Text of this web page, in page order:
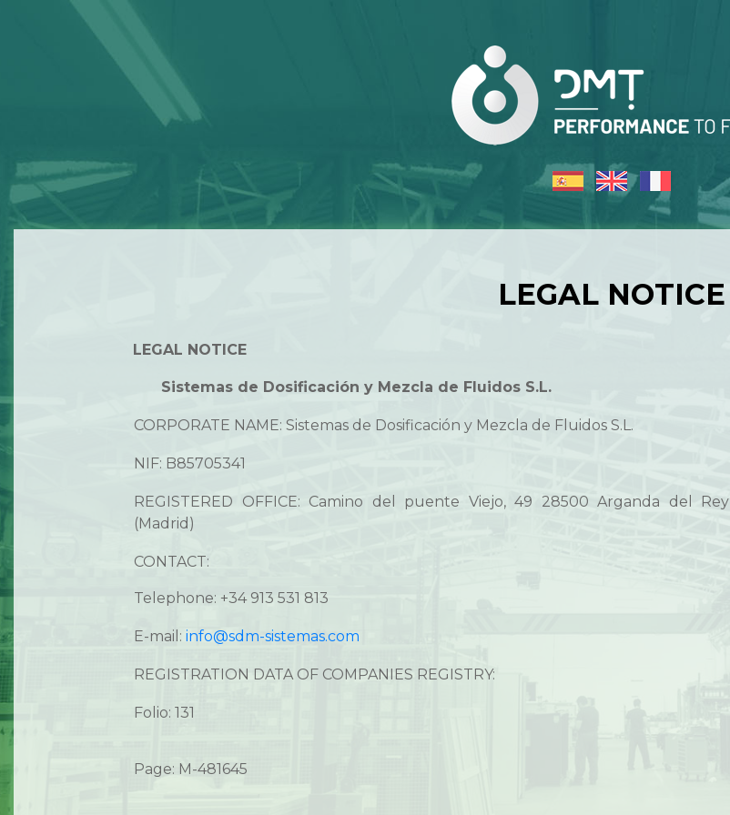
LEGAL NOTICE
LEGAL NOTICE
Sistemas de Dosificación y Mezcla de Fluidos S.L.
CORPORATE NAME: Sistemas de Dosificación y Mezcla de Fluidos S.L.
NIF: B85705341
REGISTERED OFFICE: Camino del puente Viejo, 49 28500 Arganda del Rey
(Madrid)
CONTACT:
Telephone: +34 913 531 813
E-mail:info@sdm-sistemas.com
REGISTRATION DATA OF COMPANIES REGISTRY:
Folio: 131
Page: M-481645